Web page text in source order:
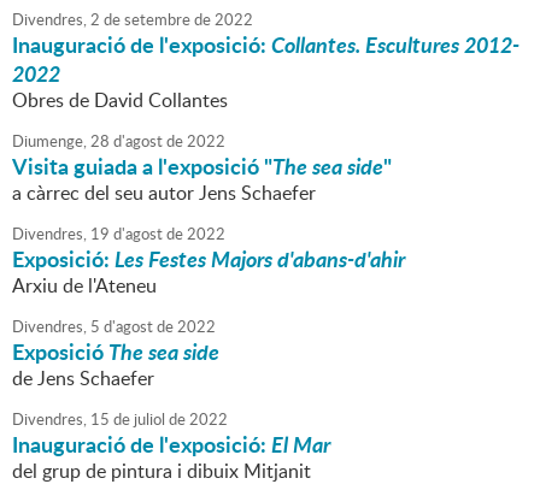
Divendres,2 desetembrede2022
Inauguració de l'exposició:Collantes. Escultures 2012-
2022
Obres de David Collantes
Diumenge,28 d'agostde2022
Visita guiada a l'exposició "The sea side"
a càrrec del seu autor Jens Schaefer
Divendres, 19 d'agostde2022
Exposició:Les Festes Majors d'abans-d'ahir
Arxiu de l'Ateneu
Divendres, 5 d'agostde2022
ExposicióThe sea side
de Jens Schaefer
Divendres, 15 de juliol de2022
Inauguració de l'exposició:El Mar
del grup de pintura i dibuix Mitjanit